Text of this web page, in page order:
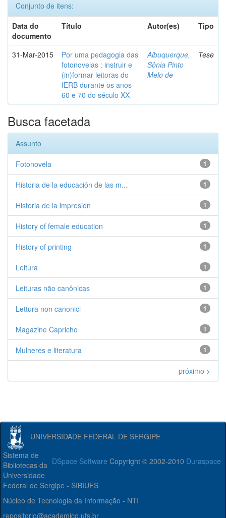
Conjunto de itens:
Data do
documento
Título Autor(es) Tipo
31-Mar-2015
Por uma pedagogia das
fotonovelas : instruir e
(in)formar leitoras do
IERB durante os anos
60 e 70 do século XX
Albuquerque,
Sônia Pinto
Melo de
Tese
Busca facetada
Assunto
1
Fotonovela
1
Historia de la educación de las m...
1
Historia de la impresión
1
History of female education
1
History of printing
1
Leitura
1
Leituras não canônicas
1
Lettura non canonici
1
Magazine Capricho
1
Mulheres e literatura
próximo >
UNIVERSIDADE FEDERAL DE SERGIPE
DSpace Software Copyright © 2002-2010 Duraspace
Sistema de
Bibliotecas da
Universidade
Federal de Sergipe - SIBIUFS
Núcleo de Tecnologia da Informação - NTI
repositorio@academico.ufs.br